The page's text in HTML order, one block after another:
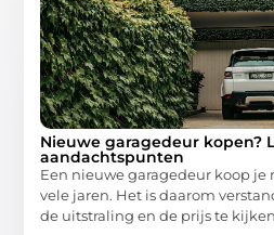
Nieuwe garagedeur kopen?
aandachtspunten
Een nieuwe garagedeur koop je
vele jaren. Het is daarom
de uitstraling en de prijs te